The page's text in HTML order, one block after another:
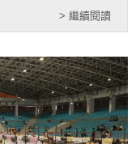
> 繼續閱讀